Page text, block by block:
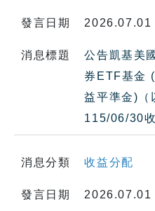
發言日期 2026.07.01
消息標題
公告凱基美
券ETF基金
益平準金)（
115/06/30收
消息分類 收益分配
發言日期 2026.07.01